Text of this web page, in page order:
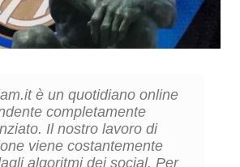
è un quotidiano online
completamente
Il nostro lavoro di
viene costantemente
algoritmi dei social. Per